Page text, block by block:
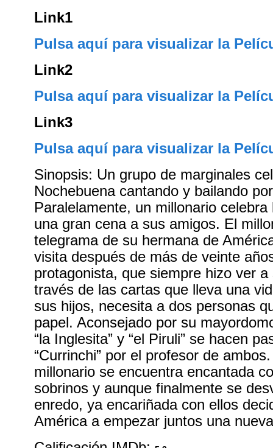
Link1
Pulsa aquí para visualizar la
Link2
Pulsa aquí para visualizar la
Link3
Pulsa aquí para visualizar la
Sinopsis: Un grupo de marginales
Nochebuena cantando y bailando
Paralelamente, un millonario
una gran cena a sus amigos. El
telegrama de su hermana de
visita después de más de veinte
protagonista, que siempre hizo ver
través de las cartas que lleva una
sus hijos, necesita a dos personas
papel. Aconsejado por su
“la Inglesita” y “el Piruli” se hacen
“Currinchi” por el profesor de
millonario se encuentra encantada
sobrinos y aunque finalmente se
enredo, ya encariñada con ellos
América a empezar juntos una